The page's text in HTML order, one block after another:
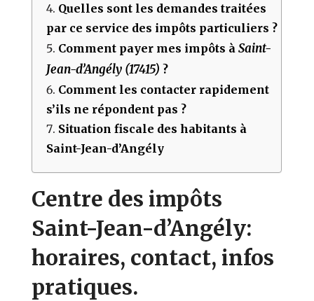
Quelles sont les demandes traitées
par ce service des impôts particuliers ?
Comment payer mes impôts àSaint-
Jean-d’Angély (17415) ?
Comment les contacter rapidement
s’ils ne répondent pas ?
Situation fiscale des habitants à
Saint-Jean-d’Angély
Centre des impôts
Saint-Jean-d’Angély:
horaires, contact, infos
pratiques.